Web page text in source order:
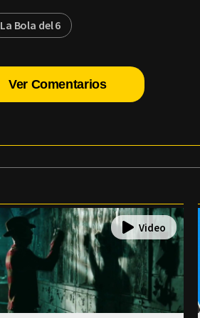
La Bola del 6
Ver Comentarios